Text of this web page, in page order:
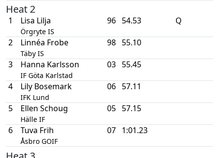
Heat 2
1 Lisa Lilja
Örgryte IS
96 54.53 Q
2 Linnéa Frobe
Täby IS
98 55.10
3 Hanna Karlsson
IF Göta Karlstad
03 55.45
4 Lily Bosemark
IFK Lund
06 57.11
5 Ellen Schoug
Hälle IF
05 57.15
6 Tuva Frih
Åsbro GOIF
07 1:01.23